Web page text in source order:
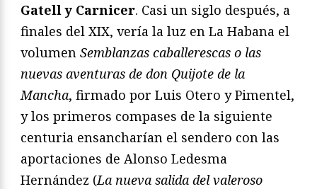
Gatell y Carnicer. Casi un siglo después, a
finales del XIX, vería la luz en La Habana el
volumen Semblanzas caballerescas o las
nuevas aventuras de don Quijote de la
Mancha, firmado por Luis Otero y Pimentel,
y los primeros compases de la siguiente
centuria ensancharían el sendero con las
aportaciones de Alonso Ledesma
Hernández (La nueva salida del valeroso